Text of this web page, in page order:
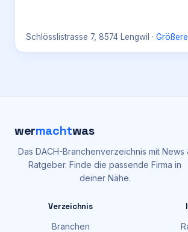
Schlösslistrasse 7, 8574 Lengwil ·
wermachtwas
Das DACH-Branchenverzeichnis mit News
Ratgeber. Finde die passende Firma in
deiner Nähe.
Verzeichnis
Branchen